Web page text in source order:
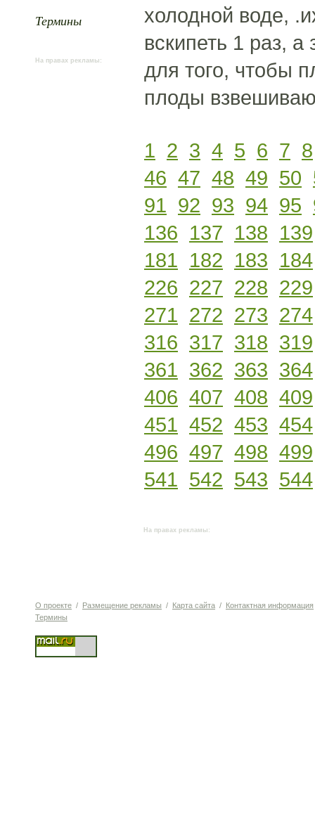
Термины
На правах рекламы:
холодной воде,
вскипеть 1 раз,
для того, чтобы
плоды
1 2 3 4 5 6 7 8
46 47 48 49 50
91 92 93 94 95
136 137 138 139
181 182 183 184
226 227 228 229
271 272 273 274
316 317 318 319
361 362 363 364
406 407 408 409
451 452 453 454
496 497 498 499
541 542 543 544
На правах рекламы:
О проекте / Размещение рекламы / Карта сайта / Контактная информация
Термины